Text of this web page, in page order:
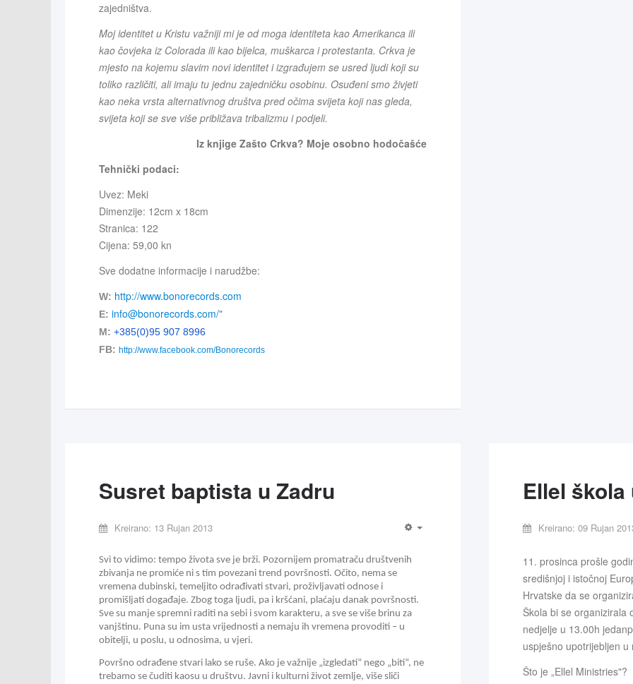
zajedništva.
Moj identitet u Kristu važniji mi je od moga identiteta kao Amerikanca ili
kao čovjeka iz Colorada ili kao bijelca, muškarca i protestanta. Crkva je
mjesto na kojemu slavim novi identitet i izgrađujem se usred ljudi koji su
toliko različiti, ali imaju tu jednu zajedničku osobinu. Osuđeni smo živjeti
kao neka vrsta alternativnog društva pred očima svijeta koji nas gleda,
svijeta koji se sve više približava tribalizmu i podjeli.
Iz knjige Zašto Crkva? Moje osobno hodočašće
Tehnički podaci:
Uvez: Meki
Dimenzije: 12cm x 18cm
Stranica: 122
Cijena: 59,00 kn
Sve dodatne informacije i narudžbe:
W: http://www.bonorecords.com
E: info@bonorecords.com/"
M: +385(0)95 907 8996
FB: http://www.facebook.com/Bonorecords
Susret baptista u Zadru
Kreirano: 13 Rujan 2013
Svi to vidimo: tempo života sve je brži. Pozornijem promatraču društvenih
zbivanja ne promiće ni s tim povezani trend površnosti. Očito, nema se
vremena dubinski, temeljito odrađivati stvari, proživljavati odnose i
promišljati događaje. Zbog toga ljudi, pa i kršćani, plaćaju danak površnosti.
Sve su manje spremni raditi na sebi i svom karakteru, a sve se više brinu za
vanjštinu. Puna su im usta vrijednosti a nemaju ih vremena provoditi – u
obitelji, u poslu, u odnosima, u vjeri.
Površno odrađene stvari lako se ruše. Ako je važnije „izgledati“ nego „biti“, ne
trebamo se čuditi kaosu u društvu. Javni i kulturni život zemlje, više sliči
Ellel
Kreirano: 09 Rujan
11. prosinca prošle
središnjoj i istočnoj
Hrvatske da se
Škola bi se organizirala
nedjelje u 13.00h
uspješno upotrijebljen
Što je „Ellel Ministries"?